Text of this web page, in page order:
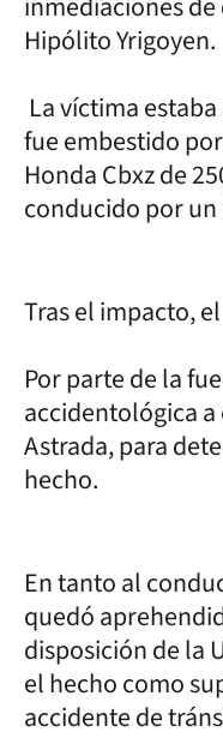
Hipólito Yrigoyen.
La víctima
fue embestido
Honda Cbxz de
conducido por
Tras el impacto,
Por parte de la
accidentológica
Astrada, para
hecho.
En tanto al
quedó
disposición de la
el hecho como
accidente de